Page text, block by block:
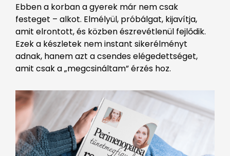
Ebben a korban a gyerek már nem csak
festeget – alkot. Elmélyül, próbálgat, kijavítja,
amit elrontott, és közben észrevétlenül fejlődik.
Ezek a készletek nem instant sikerélményt
adnak, hanem azt a csendes elégedettséget,
amit csak a „megcsináltam” érzés hoz.